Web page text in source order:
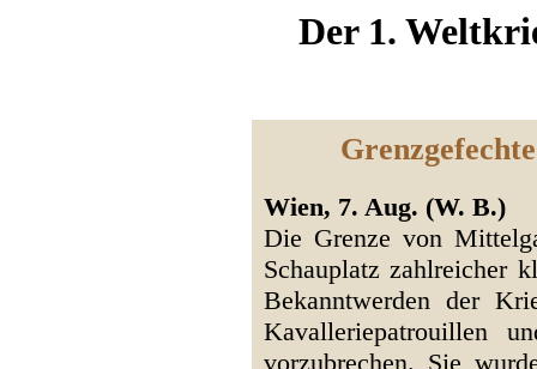
Der 1.
Wien, 7. Aug. (W. B.)
Die Grenze von
Schauplatz zahlreicher
Bekanntwerden der
Kavalleriepatrouillen
vorzubrechen. Sie